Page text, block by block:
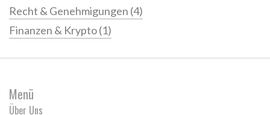
Recht & Genehmigungen (4)
Finanzen & Krypto(1)
Menü
Über Uns